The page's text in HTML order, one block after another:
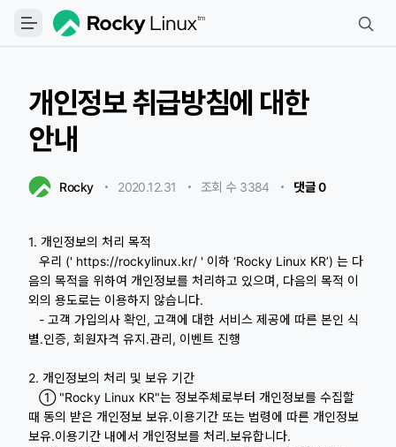
개인정보 취급방침에 대한
안내
Rocky ・ 2020.12.31 ・ 조회 수 3384 ・ 댓글 0
1. 개인정보의 처리 목적
우리 (' https://rockylinux.kr/ ' 이하 ‘Rocky Linux KR’) 는 다
음의 목적을 위하여 개인정보를 처리하고 있으며, 다음의 목적 이
외의 용도로는 이용하지 않습니다.
- 고객 가입의사 확인, 고객에 대한 서비스 제공에 따른 본인 식
별.인증, 회원자격 유지.관리, 이벤트 진행
2. 개인정보의 처리 및 보유 기간
① "Rocky Linux KR"는 정보주체로부터 개인정보를 수집할
때 동의 받은 개인정보 보유․이용기간 또는 법령에 따른 개인정보
보유․이용기간 내에서 개인정보를 처리․보유합니다.